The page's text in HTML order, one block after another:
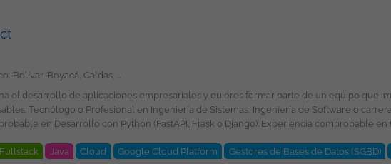
Fullstack Java Cloud Google Cloud Platform Gestores de Bases de Datos (SGBD)